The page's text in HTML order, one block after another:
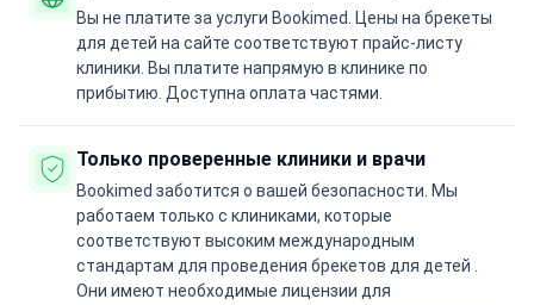
Вы не платите за услуги Bookimed. Цены на брекеты
для детей на сайте соответствуют прайс-листу
клиники. Вы платите напрямую в клинике по
прибытию. Доступна оплата частями.
Только проверенные клиники и врачи
Bookimed заботится о вашей безопасности. Мы
работаем только с клиниками, которые
соответствуют высоким международным
стандартам для проведения брекетов для детей .
Они имеют необходимые лицензии для